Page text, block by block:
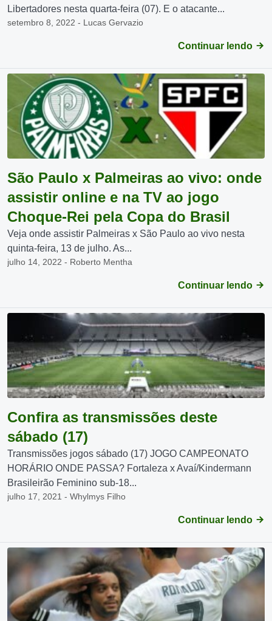
Libertadores nesta quarta-feira (07). E o atacante...
setembro 8, 2022 - Lucas Gervazio
Continuar lendo
São Paulo x Palmeiras ao vivo: onde
assistir online e na TV ao jogo
Choque-Rei pela Copa do Brasil
Veja onde assistir Palmeiras x São Paulo ao vivo nesta
quinta-feira, 13 de julho. As...
julho 14, 2022 - Roberto Mentha
Continuar lendo
Confira as transmissões deste
sábado (17)
Transmissões jogos sábado (17) JOGO CAMPEONATO
HORÁRIO ONDE PASSA? Fortaleza x Avaí/Kindermann
Brasileirão Feminino sub-18...
julho 17, 2021 - Whylmys Filho
Continuar lendo